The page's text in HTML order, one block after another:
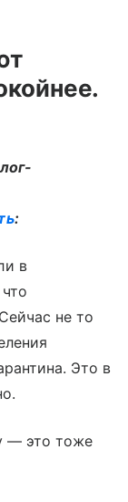
:
в
не то
Это в
— это тоже